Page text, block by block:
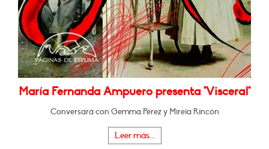
María Fernanda Ampuero presenta "Visceral"
Conversará con Gemma Pérez y Mireia Rincón
Leer más...